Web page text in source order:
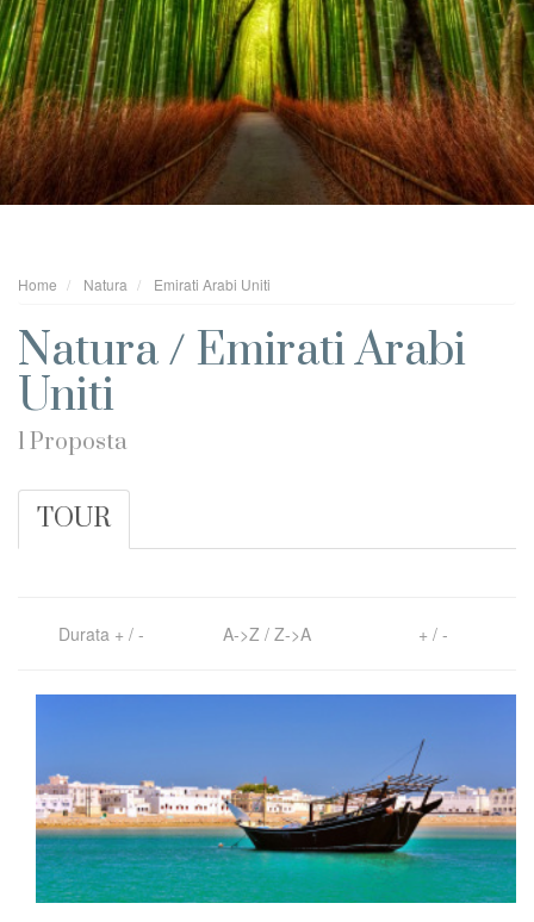
Home Natura Emirati Arabi Uniti
Natura / Emirati Arabi
Uniti
1 Proposta
TOUR
Durata + / - A->Z / Z->A + / -